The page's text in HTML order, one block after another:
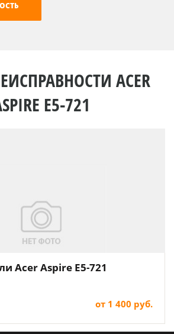
ACER
E5-721
Acer Aspire E5-721
от 1 400 руб.